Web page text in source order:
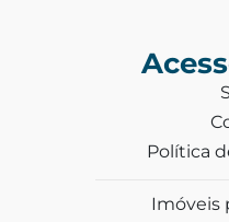
Política
Imóveis